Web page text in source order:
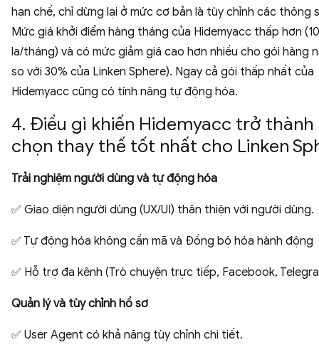
hạn chế, chỉ dừng lại ở mức cơ bản là tùy chỉnh các thông
Mức giá khởi điểm hàng tháng của Hidemyacc thấp hơn
la/tháng) và có mức giảm giá cao hơn nhiều cho gói hàng
so với 30% của Linken Sphere). Ngay cả gói thấp nhất của
Hidemyacc cũng có tính năng tự động hóa.
4. Điều gì khiến Hidemyacc trở thành
chọn thay thế tốt nhất cho Linken
Trải nghiệm người dùng và tự động hóa
✅ Giao diện người dùng (UX/UI) thân thiện với người dùng.
✅ Tự động hóa không cần mã và Đồng bộ hóa hành động
✅ Hỗ trợ đa kênh (Trò chuyện trực tiếp, Facebook,
Quản lý và tùy chỉnh hồ sơ
✅ User Agent có khả năng tùy chỉnh chi tiết.